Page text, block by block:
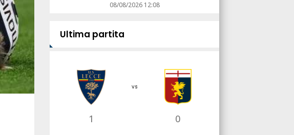
08/08/2026 12:08
Ultima partita
1
vs
0